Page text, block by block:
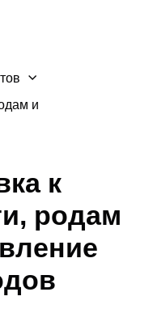
и
к
родам